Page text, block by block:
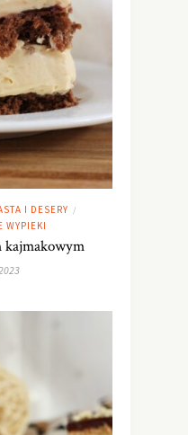
I DESERY /
WYPIEKI
kajmakowym